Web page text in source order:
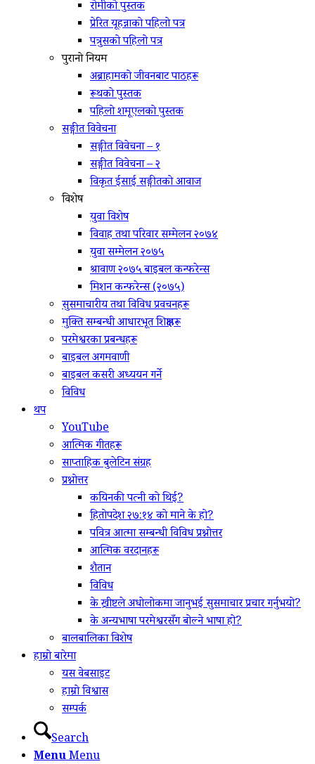
रोमीको पुस्तक
प्रेरित यूहन्नाको पहिलो पत्र
पत्रुसको पहिलो पत्र
पुरानो नियम
अब्राहामको जीवनबाट पाठहरू
रूथको पुस्तक
पहिलो शमूएलको पुस्तक
सङ्गीत विवेचना
सङ्गीत विवेचना – १
सङ्गीत विवेचना – २
विकृत ईसाई सङ्गीतको आवाज
विशेष
युवा विशेष
विवाह तथा परिवार सम्मेलन २०७४
युवा सम्मेलन २०७५
श्रावाण २०७५ बाइबल कन्फरेन्स
मिशन कन्फरेन्स (२०७५)
सुसमाचारीय तथा विविध प्रवचनहरू
मुक्ति सम्बन्धी आधारभूत शिक्षाहरू
परमेश्वरका प्रबन्धहरू
बाइबल अगमवाणी
बाइबल कसरी अध्ययन गर्ने
विविध
थप
YouTube
आत्मिक गीतहरू
साप्ताहिक बुलेटिन संग्रह
प्रश्नोत्तर
कयिनकी पत्नी को थिई?
हितोपदेश २७:१४ को माने के हो?
पवित्र आत्मा सम्बन्धी विविध प्रश्नोत्तर
आत्मिक वरदानहरू
शैतान
विविध
के ख्रीष्टले अधोलोकमा जानुभई सुसमाचार प्रचार गर्नुभयो?
के अन्यभाषा परमेश्वरसँग बोल्ने भाषा हो?
बालबालिका विशेष
हाम्रो बारेमा
यस वेबसाइट
हाम्रो विश्वास
सम्पर्क
Search
MenuMenu